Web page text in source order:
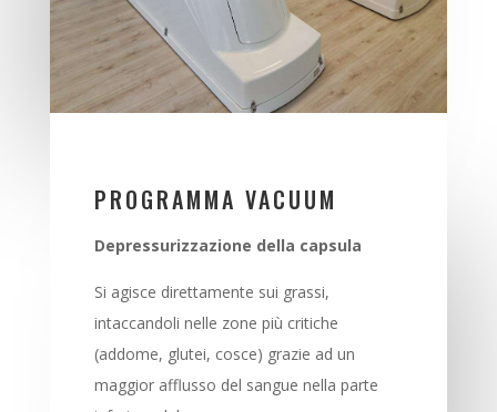
PROGRAMMA VACUUM
Depressurizzazione della capsula
Si agisce direttamente sui grassi,
intaccandoli nelle zone più critiche
(addome, glutei, cosce) grazie ad un
maggior afflusso del sangue nella parte